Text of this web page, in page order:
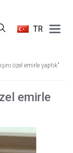
TR
Main
Menu
özel emirle yaptık"
emirle